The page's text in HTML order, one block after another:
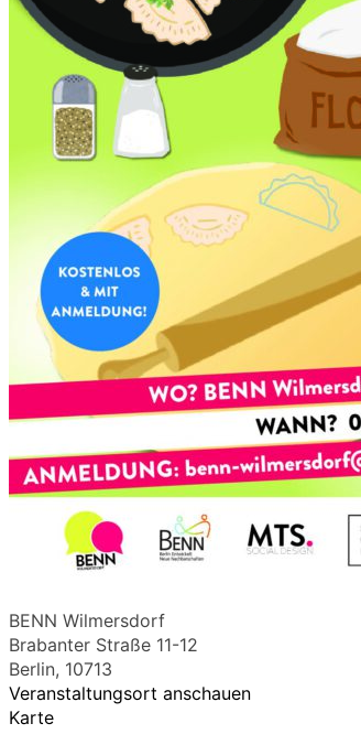
BENN Wilmersdorf
Brabanter Straße 11-12
Berlin, 10713
Veranstaltungsort anschauen
Karte